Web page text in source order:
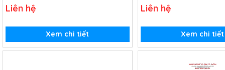
Video)
Liên hệ
Xem chi tiết
Liên hệ
Xem chi tiết